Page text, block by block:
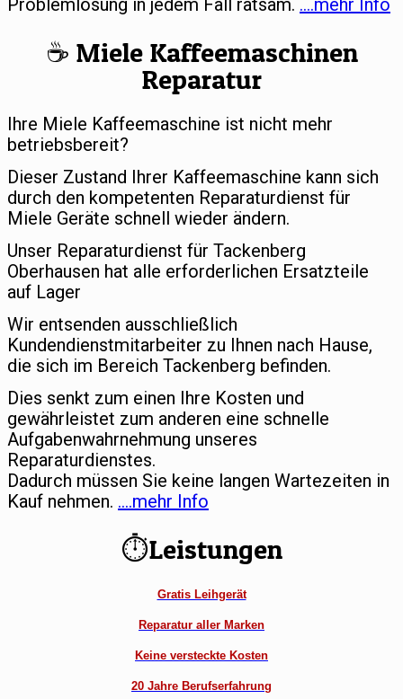
Problemlösung in jedem Fall ratsam. ….mehr Info
☕️ Miele Kaffeemaschinen
Reparatur
Ihre Miele Kaffeemaschine ist nicht mehr
betriebsbereit?
Dieser Zustand Ihrer Kaffeemaschine kann sich
durch den kompetenten Reparaturdienst für
Miele Geräte schnell wieder ändern.
Unser Reparaturdienst für Tackenberg
Oberhausen hat alle erforderlichen Ersatzteile
auf Lager
Wir entsenden ausschließlich
Kundendienstmitarbeiter zu Ihnen nach Hause,
die sich im Bereich Tackenberg befinden.
Dies senkt zum einen Ihre Kosten und
gewährleistet zum anderen eine schnelle
Aufgabenwahrnehmung unseres
Reparaturdienstes.
Dadurch müssen Sie keine langen Wartezeiten in
Kauf nehmen. ….mehr Info
⏱Leistungen
Gratis Leihgerät
Reparatur aller Marken
Keine versteckte Kosten
20 Jahre Berufserfahrung